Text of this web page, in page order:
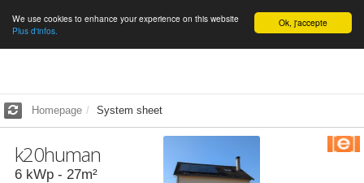
English Ok, j'accepte
We use cookies to enhance your experience on this website
Plus d'infos.
Homepage System sheet
k20human
6 kWp - 27m²